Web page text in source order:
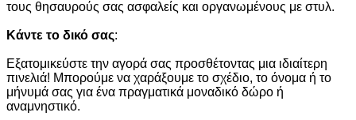
τους θησαυρούς σας ασφαλείς και οργανωμένους με στυλ.
Κάντε το δικό σας:
Εξατομικεύστε την αγορά σας προσθέτοντας μια ιδιαίτερη
πινελιά! Μπορούμε να χαράξουμε το σχέδιο, το όνομα ή το
μήνυμά σας για ένα πραγματικά μοναδικό δώρο ή
αναμνηστικό.